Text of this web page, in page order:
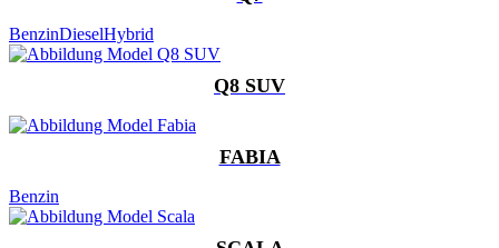
BenzinDieselHybrid
Q8 SUV
FABIA
Benzin